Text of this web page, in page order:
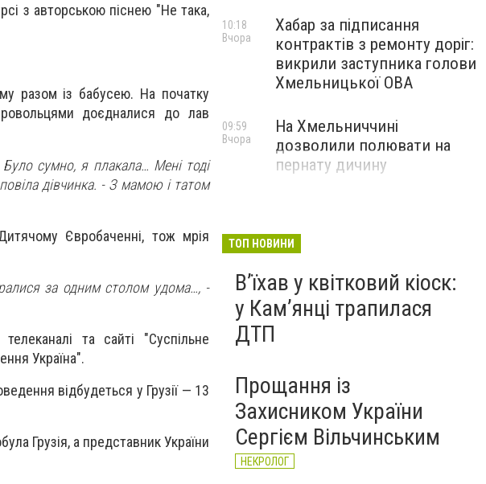
з авторською піснею "Не така,
разом із бабусею. На початку
доєдналися до лав
сумно, я плакала… Мені тоді
дівчинка. - З мамою і татом
Євробаченні, тож мрія
за одним столом удома…, -
та сайті "Суспільне
Україна".
відбудеться у Грузії — 13
Грузія, а представник України
Хабар за підписання
контрактів з ремонту доріг:
викрили заступника голови
Хмельницької ОВА
10:18
Вчора
На Хмельниччині
дозволили полювати на
пернату дичину
09:59
Вчора
ТОП НОВИНИ
Вʼїхав у квітковий кіоск:
у Камʼянці трапилася
ДТП
Прощання із
Захисником України
Сергієм Вільчинським
НЕКРОЛОГ